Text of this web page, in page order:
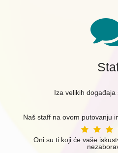
Iza velikih događaja
Naš staff na ovom putovanju
Oni su ti koji će vaše